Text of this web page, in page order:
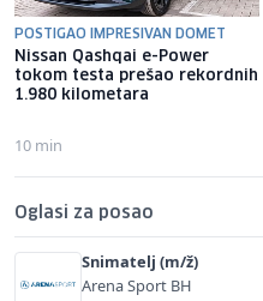
POSTIGAO IMPRESIVAN DOMET
Nissan Qashqai e-Power
tokom testa prešao rekordnih
1.980 kilometara
10 min
Oglasi za posao
Snimatelj (m/ž)
Arena Sport BH